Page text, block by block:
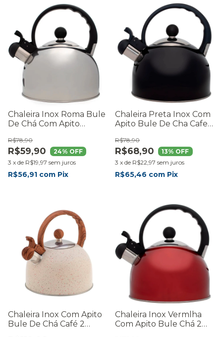
Chaleira Inox Roma Bule
De Chá Com Apito
Cozinha Moderna -
RMaisCasa
R$59,90
R$78,90
24% OFF
3 x de R$19,97 sem juros
R$56,91 com Pix
Chaleira Preta Inox Com
Apito Bule De Cha Cafe
R$68,90
R$78,90
13% OFF
3 x de R$22,97 sem juros
R$65,46 com Pix
Chaleira Inox Com Apito
Bule De Chá Café 2
Chaleira Inox Vermlha
Com Apito Bule Chá 2